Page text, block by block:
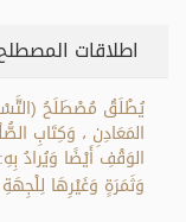
اطلاقات
يُطْلَقُ مُصْطَلَحُ
المَعَادِنِ ، وَكِتَابِ
الوَقْفِ أَيْضًا وَيُرادُ
وَثَمَرَةٍ وَغَيْرِهَا لِلْجِهَةِ